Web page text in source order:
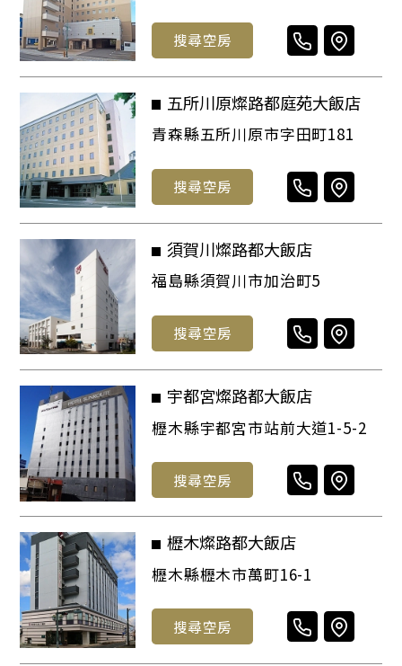
搜尋空房
五所川原燦路都庭苑大飯店
青森縣五所川原市字田町181
搜尋空房
須賀川燦路都大飯店
福島縣須賀川市加治町5
搜尋空房
宇都宮燦路都大飯店
櫪木縣宇都宮市站前大道1-5-2
搜尋空房
櫪木燦路都大飯店
櫪木縣櫪木市萬町16-1
搜尋空房